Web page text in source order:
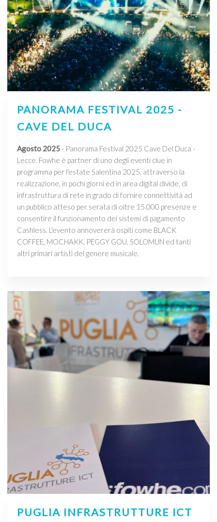
PANORAMA FESTIVAL 2025 -
CAVE DEL DUCA
Agosto 2025- Panorama Festival 2025 Cave Del Duca -
Lecce. Fowhe è partner di uno degli eventi clue in
programma per l'estate Salentina 2025, attraverso la
realizzazione, in pochi giorni ed in area digital divide, di
infrastruttura di rete in grado di fornire connettività ad
un pubblico atteso per serata di oltre 15.000 presenze e
consentire il funzionamento dei sistemi di pagamento
Cashless. L'evento annovererà ospiti come BLACK
COFFEE, MOCHAKK, PEGGY GOU, SOLOMUN ed tanti
altri primari artisti del genere musicale.
PUGLIA INFRASTRUTTURE ICT